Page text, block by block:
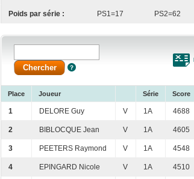
Poids par série : PS1=17 PS2=62
Place Joueur Série Score
1 DELORE Guy V 1A 4688
2 BIBLOCQUE Jean V 1A 4605
3 PEETERS Raymond V 1A 4548
4 EPINGARD Nicole V 1A 4510